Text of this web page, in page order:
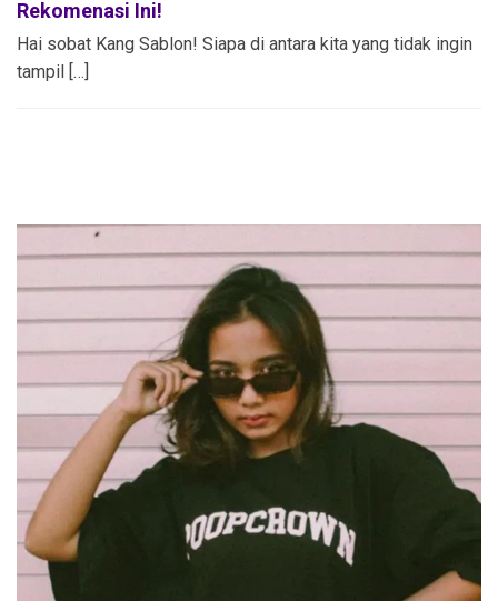
Rekomenasi Ini!
Hai sobat Kang Sablon! Siapa di antara kita yang tidak ingin
tampil […]